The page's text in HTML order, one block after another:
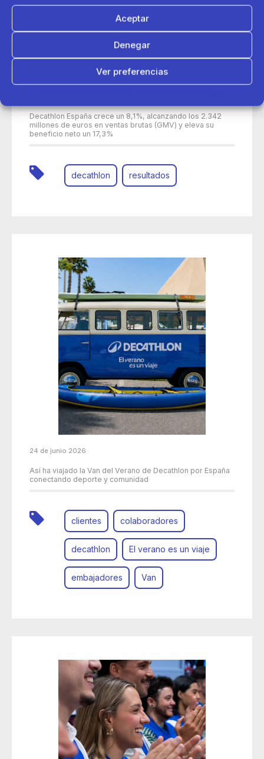
Aceptar
Denegar
Ver preferencias
Decathlon España crece un 8,1%, alcanzando los 2.342
millones de euros en ventas brutas (GMV) y eleva su
beneficio neto un 17,3%
decathlon resultados
24 de junio 2026
Así ha viajado la Van del Verano de Decathlon por España
conectando deporte y comunidad
clientes colaboradores
decathlon El verano es un viaje
embajadores Van